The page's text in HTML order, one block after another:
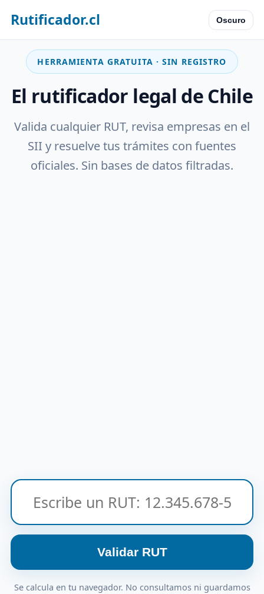
Rutificador.cl Oscuro
HERRAMIENTA GRATUITA · SIN REGISTRO
El rutificador legal de Chile
Valida cualquier RUT, revisa empresas en el
SII y resuelve tus trámites con fuentes
oficiales. Sin bases de datos filtradas.
Validar RUT
Se calcula en tu navegador. No consultamos ni guardamos